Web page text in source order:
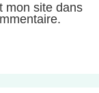
mon site dans